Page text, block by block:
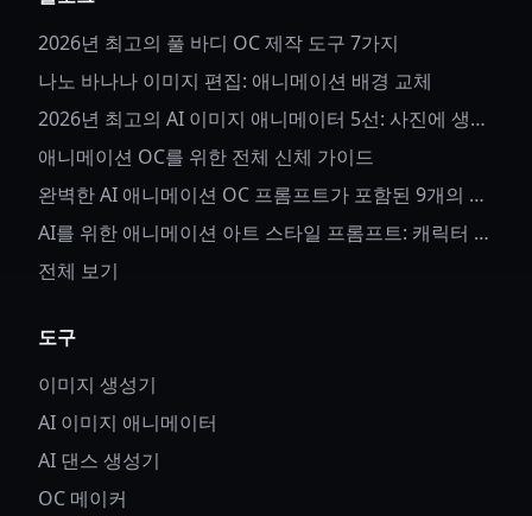
2026년 최고의 풀 바디 OC 제작 도구 7가지
나노 바나나 이미지 편집: 애니메이션 배경 교체
2026년 최고의 AI 이미지 애니메이터 5선: 사진에 생명
을 불어넣다
애니메이션 OC를 위한 전체 신체 가이드
완벽한 AI 애니메이션 OC 프롬프트가 포함된 9개의 애
니메이션 OC 아이디어
AI를 위한 애니메이션 아트 스타일 프롬프트: 캐릭터 세
부사항과 스타일 제어 방법
전체 보기
도구
이미지 생성기
AI 이미지 애니메이터
AI 댄스 생성기
OC 메이커